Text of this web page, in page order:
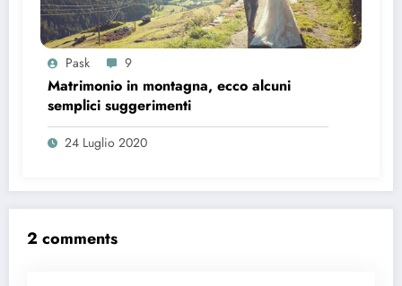
Pask 9
Matrimonio in montagna, ecco alcuni
semplici suggerimenti
24 Luglio 2020
2 comments